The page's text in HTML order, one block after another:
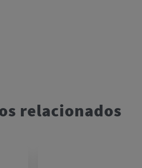
relacionados